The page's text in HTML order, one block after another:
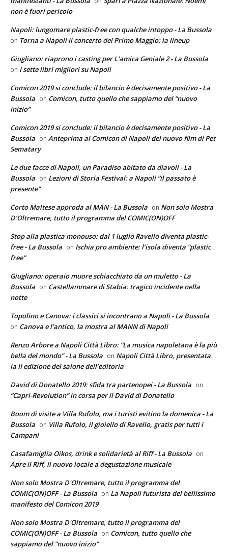
non è fuori pericolo
Napoli: lungomare plastic-free con qualche intoppo - La Bussola
on Torna a Napoli il concerto del Primo Maggio: la lineup
Giugliano: riaprono i casting per L'amica Geniale 2 - La Bussola
on I sette libri migliori su Napoli
Comicon 2019 si conclude: il bilancio è decisamente positivo - La
Bussola on Comicon, tutto quello che sappiamo del “nuovo
inizio”
Comicon 2019 si conclude: il bilancio è decisamente positivo - La
Bussola on Anteprima al Comicon di Napoli del nuovo film di Pet
Sematary
Le due facce di Napoli, un Paradiso abitato da diavoli - La
Bussola on Lezioni di Storia Festival: a Napoli “il passato è
presente”
Corto Maltese approda al MAN - La Bussola on Non solo Mostra
D’Oltremare, tutto il programma del COMIC(ON)OFF
Stop alla plastica monouso: dal 1 luglio Ravello diventa plastic-
free - La Bussola on Ischia pro ambiente: l’isola diventa “plastic
free”
Giugliano: operaio muore schiacchiato da un muletto - La
Bussola on Castellammare di Stabia: tragico incidente nella
notte
Topolino e Canova: i classici si incontrano a Napoli - La Bussola
on Canova e l’antico, la mostra al MANN di Napoli
Renzo Arbore a Napoli Città Libro: “La musica napoletana è la più
bella del mondo” - La Bussola on Napoli Città Libro, presentata
la II edizione del salone dell’editoria
David di Donatello 2019: sfida tra partenopei - La Bussola on
“Capri-Revolution” in corsa per il David di Donatello
Boom di visite a Villa Rufolo, ma i turisti evitino la domenica - La
Bussola on Villa Rufolo, il gioiello di Ravello, gratis per tutti i
Campani
Casafamiglia Oikos, drink e solidarietà al Riff - La Bussola on
Apre il Riff, il nuovo locale a degustazione musicale
Non solo Mostra D'Oltremare, tutto il programma del
COMIC(ON)OFF - La Bussola on La Napoli futurista del bellissimo
manifesto del Comicon 2019
Non solo Mostra D'Oltremare, tutto il programma del
COMIC(ON)OFF - La Bussola on Comicon, tutto quello che
sappiamo del “nuovo inizio”